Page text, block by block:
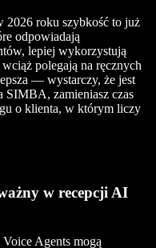
2026 roku szybkość to już
odpowiadają
lepiej wykorzystują
polegają na ręcznych
— wystarczy, że jest
SIMBA, zamieniasz czas
o klienta, w którym liczy
w recepcji AI
Agents mogą